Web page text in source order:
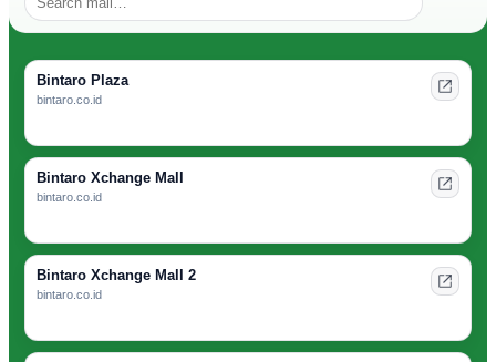
Bintaro Plaza
bintaro.co.id
Bintaro Xchange Mall
bintaro.co.id
Bintaro Xchange Mall 2
bintaro.co.id